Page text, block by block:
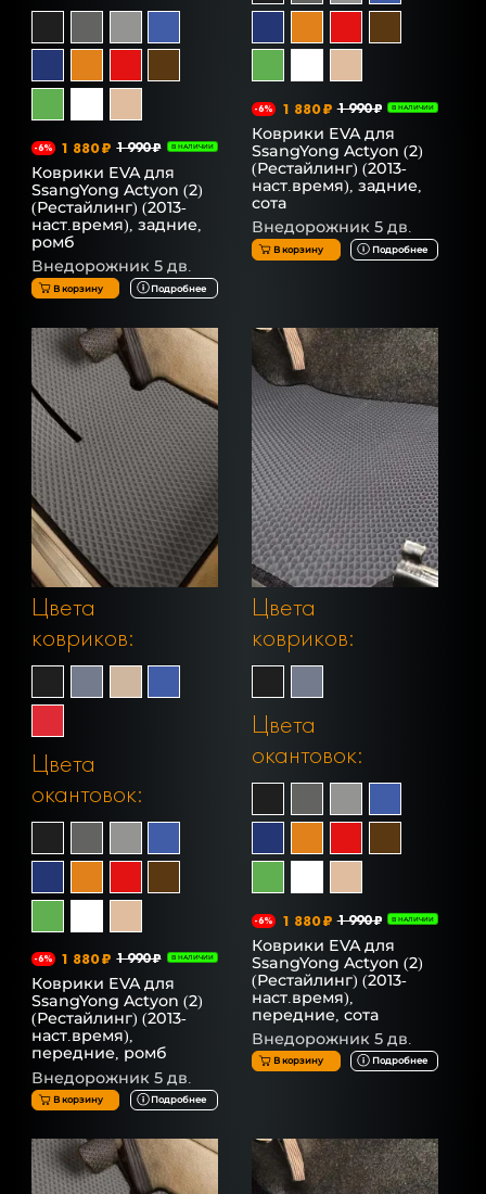
-6% 1 880 ₽ 1 990 ₽ В НАЛИЧИИ
Коврики EVA для
SsangYong Actyon (2)
(Рестайлинг) (2013-
наст.время), задние,
ромб
Внедорожник 5 дв.
В корзину Подробнее
-6% 1 880 ₽ 1 990 ₽ В НАЛИЧИИ
Коврики EVA для
SsangYong Actyon (2)
(Рестайлинг) (2013-
наст.время), задние,
сота
Внедорожник 5 дв.
В корзину Подробнее
Цвета
ковриков:
Цвета
окантовок:
-6% 1 880 ₽ 1 990 ₽ В НАЛИЧИИ
Коврики EVA для
SsangYong Actyon (2)
(Рестайлинг) (2013-
наст.время),
передние, ромб
Внедорожник 5 дв.
В корзину Подробнее
Цвета
ковриков:
Цвета
окантовок:
-6% 1 880 ₽ 1 990 ₽ В НАЛИЧИИ
Коврики EVA для
SsangYong Actyon (2)
(Рестайлинг) (2013-
наст.время),
передние, сота
Внедорожник 5 дв.
В корзину Подробнее